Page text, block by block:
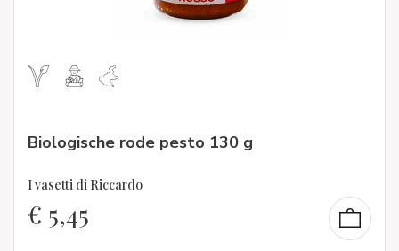
Biologische rode pesto 130 g
I vasetti di Riccardo
€ 5,45